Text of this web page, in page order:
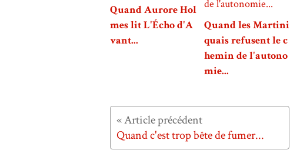
Quand Aurore Hol
mes lit L'Écho d'A
vant...
Quand les Martini
quais refusent le c
hemin de l'autono
mie...
Quand c'est trop bête de fumer...